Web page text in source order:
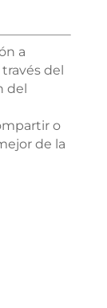
a
del
del
o
de la